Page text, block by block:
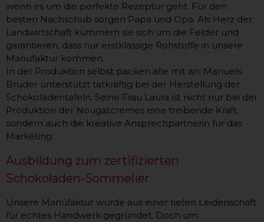
wenn es um die perfekte Rezeptur geht. Für den
besten Nachschub sorgen Papa und Opa. Als Herz der
Landwirtschaft kümmern sie sich um die Felder und
garantieren, dass nur erstklassige Rohstoffe in unsere
Manufaktur kommen.
In der Produktion selbst packen alle mit an: Manuels
Bruder unterstützt tatkräftig bei der Herstellung der
Schokoladentafeln. Seine Frau Laura ist nicht nur bei der
Produktion der Nougatcremes eine treibende Kraft,
sondern auch die kreative Ansprechpartnerin für das
Marketing.
Ausbildung zum zertifizierten
Schokoladen-Sommelier
Unsere Manufaktur wurde aus einer tiefen Leidenschaft
für echtes Handwerk gegründet. Doch um